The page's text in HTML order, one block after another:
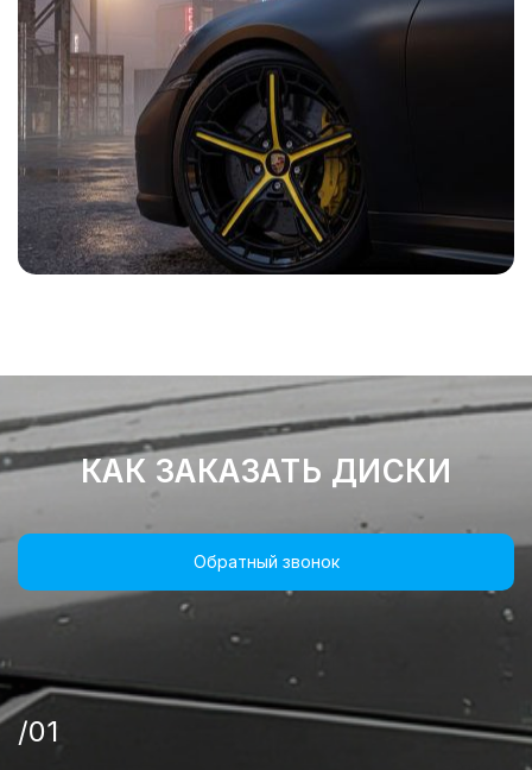
КАК ЗАКАЗАТЬ ДИСКИ
Обратный звонок
/01